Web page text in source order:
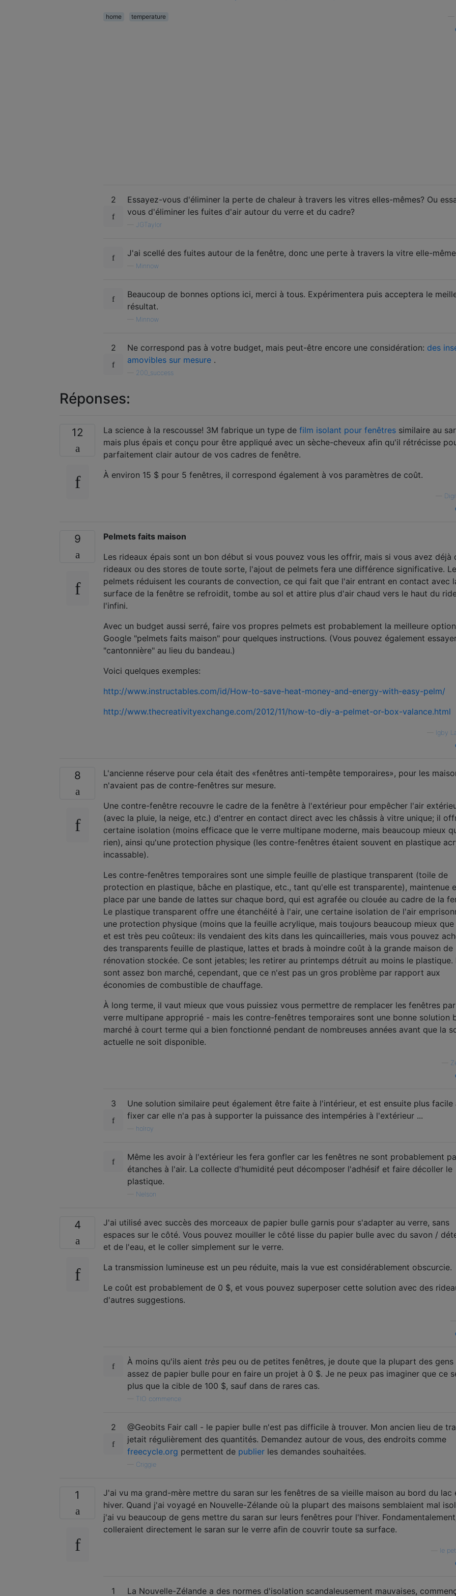
home temperature
2
Essayez-vous d'éliminer la perte de chaleur à travers les vitres elles-mêmes? Ou
vous d'éliminer les fuites d'air autour du verre et du cadre?
JGTaylor
J'ai scellé des fuites autour de la fenêtre, donc une perte à travers la vitre elle-
Minnow
Beaucoup de bonnes options ici, merci à tous. Expérimentera puis acceptera le
résultat.
Minnow
2 Ne correspond pas à votre budget, mais peut-être encore une considération: des
amovibles sur mesure .
200_success
Réponses:
12 La science à la rescousse! 3M fabrique un type de film isolant pour fenêtres similaire au
mais plus épais et conçu pour être appliqué avec un sèche-cheveux afin qu'il rétrécisse
parfaitement clair autour de vos cadres de fenêtre.
À environ 15 $ pour 5 fenêtres, il correspond également à vos paramètres de coût.
9
Pelmets faits maison
Les rideaux épais sont un bon début si vous pouvez vous les offrir, mais si vous avez déjà
rideaux ou des stores de toute sorte, l'ajout de pelmets fera une différence significative.
pelmets réduisent les courants de convection, ce qui fait que l'air entrant en contact avec
surface de la fenêtre se refroidit, tombe au sol et attire plus d'air chaud vers le haut du
l'infini.
Avec un budget aussi serré, faire vos propres pelmets est probablement la meilleure
Google "pelmets faits maison" pour quelques instructions. (Vous pouvez également
"cantonnière" au lieu du bandeau.)
Voici quelques exemples:
http://www.instructables.com/id/How-to-save-heat-money-and-energy-with-easy-pelm/
http://www.thecreativityexchange.com/2012/11/how-to-diy-a-pelmet-or-box-valance.html
Igby
8
L'ancienne réserve pour cela était des «fenêtres anti-tempête temporaires», pour les
n'avaient pas de contre-fenêtres sur mesure.
Une contre-fenêtre recouvre le cadre de la fenêtre à l'extérieur pour empêcher l'air
(avec la pluie, la neige, etc.) d'entrer en contact direct avec les châssis à vitre unique; il
certaine isolation (moins efficace que le verre multipane moderne, mais beaucoup mieux
rien), ainsi qu'une protection physique (les contre-fenêtres étaient souvent en plastique
incassable).
Les contre-fenêtres temporaires sont une simple feuille de plastique transparent (toile de
protection en plastique, bâche en plastique, etc., tant qu'elle est transparente), maintenue
place par une bande de lattes sur chaque bord, qui est agrafée ou clouée au cadre de la
Le plastique transparent offre une étanchéité à l'air, une certaine isolation de l'air
une protection physique (moins que la feuille acrylique, mais toujours beaucoup mieux que
et est très peu coûteux: ils vendaient des kits dans les quincailleries, mais vous pouvez
des transparents feuille de plastique, lattes et brads à moindre coût à la grande maison de
rénovation stockée. Ce sont jetables; les retirer au printemps détruit au moins le plastique.
sont assez bon marché, cependant, que ce n'est pas un gros problème par rapport aux
économies de combustible de chauffage.
À long terme, il vaut mieux que vous puissiez vous permettre de remplacer les fenêtres
verre multipane approprié - mais les contre-fenêtres temporaires sont une bonne solution
marché à court terme qui a bien fonctionné pendant de nombreuses années avant que la
actuelle ne soit disponible.
3
Une solution similaire peut également être faite à l'intérieur, et est ensuite plus facile
fixer car elle n'a pas à supporter la puissance des intempéries à l'extérieur ...
holroy
Même les avoir à l'extérieur les fera gonfler car les fenêtres ne sont probablement
étanches à l'air. La collecte d'humidité peut décomposer l'adhésif et faire décoller le
plastique.
Nelson
4
J'ai utilisé avec succès des morceaux de papier bulle garnis pour s'adapter au verre, sans
espaces sur le côté. Vous pouvez mouiller le côté lisse du papier bulle avec du savon /
et de l'eau, et le coller simplement sur le verre.
La transmission lumineuse est un peu réduite, mais la vue est considérablement obscurcie.
Le coût est probablement de 0 $, et vous pouvez superposer cette solution avec des
d'autres suggestions.
À moins qu'ils aient très peu ou de petites fenêtres, je doute que la plupart des gens
assez de papier bulle pour en faire un projet à 0 $. Je ne peux pas imaginer que ce
plus que la cible de 100 $, sauf dans de rares cas.
TIO commence
2
@Geobits Fair call - le papier bulle n'est pas difficile à trouver. Mon ancien lieu de
jetait régulièrement des quantités. Demandez autour de vous, des endroits comme
freecycle.org permettent de publier les demandes souhaitées.
Criggie
1
J'ai vu ma grand-mère mettre du saran sur les fenêtres de sa vieille maison au bord du lac
hiver. Quand j'ai voyagé en Nouvelle-Zélande où la plupart des maisons semblaient mal
j'ai vu beaucoup de gens mettre du saran sur leurs fenêtres pour l'hiver.
colleraient directement le saran sur le verre afin de couvrir toute sa surface.
le
1 La Nouvelle-Zélande a des normes d'isolation scandaleusement mauvaises,